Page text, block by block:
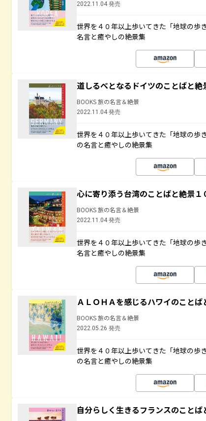
2022.11.04 発売
世界を４０年以上歩いてきた「地球の歩
名言と癒やしの絶景集
道しるべとなるドイツのことばと絶
BOOKS 旅の名言＆絶景
2022.11.04 発売
世界を４０年以上歩いてきた「地球の歩
の名言と癒やしの絶景集
心に寄り添う台湾のことばと絶景１
BOOKS 旅の名言＆絶景
2022.11.04 発売
世界を４０年以上歩いてきた「地球の歩
名言と癒やしの絶景集
ＡＬＯＨＡを感じるハワイのことば
BOOKS 旅の名言＆絶景
2022.05.26 発売
世界を４０年以上歩いてきた「地球の歩
の名言と癒やしの絶景集
自分らしく生きるフランスのことば